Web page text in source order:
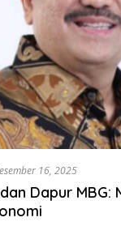
16, 2025
Dapur MBG: